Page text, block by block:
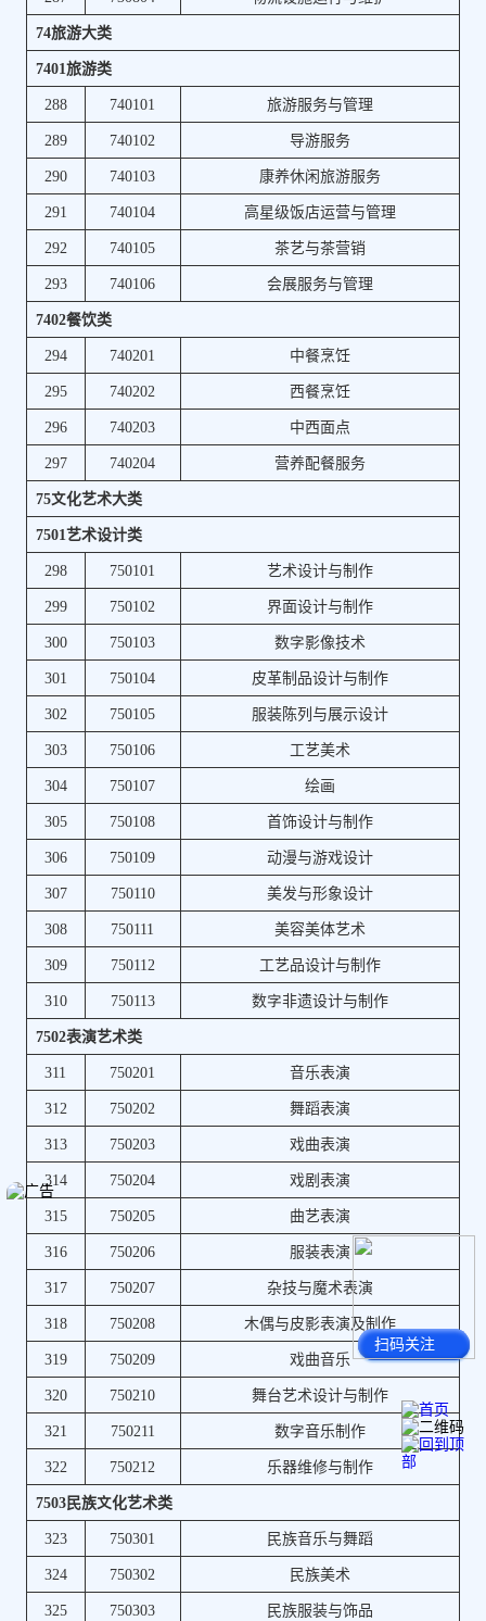
74旅游大类
7401旅游类
288
740101
旅游服务与管理
289
740102
导游服务
290
740103
康养休闲旅游服务
291
740104
高星级饭店运营与管理
292
740105
茶艺与茶营销
293
740106
会展服务与管理
7402餐饮类
294
740201
中餐烹饪
295
740202
西餐烹饪
296
740203
中西面点
297
740204
营养配餐服务
75文化艺术大类
7501艺术设计类
298
750101
艺术设计与制作
299
750102
界面设计与制作
300
750103
数字影像技术
301
750104
皮革制品设计与制作
302
750105
服装陈列与展示设计
303
750106
工艺美术
304
750107
绘画
305
750108
首饰设计与制作
306
750109
动漫与游戏设计
307
750110
美发与形象设计
308
750111
美容美体艺术
309
750112
工艺品设计与制作
310
750113
数字非遗设计与制作
7502表演艺术类
311
750201
音乐表演
312
750202
舞蹈表演
313
750203
戏曲表演
314
750204
戏剧表演
315
750205
曲艺表演
316
750206
服装表演
317
750207
杂技与魔术表演
318
750208
木偶与皮影表演及制作
319
750209
戏曲音乐
320
750210
舞台艺术设计与制作
321
750211
数字音乐制作
322
750212
乐器维修与制作
7503民族文化艺术类
323
750301
民族音乐与舞蹈
324
750302
民族美术
325
750303 民族服装与饰品
扫码关注